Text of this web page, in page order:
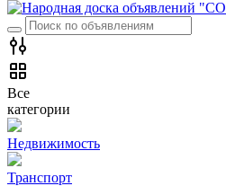
Все
категории
Недвижимость
Транспорт